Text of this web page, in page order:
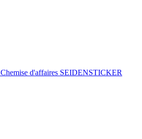
Chemise d'affaires SEIDENSTICKER